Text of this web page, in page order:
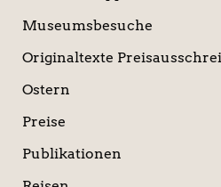
Museumsbesuche
Originaltexte
Ostern
Preise
Publikationen